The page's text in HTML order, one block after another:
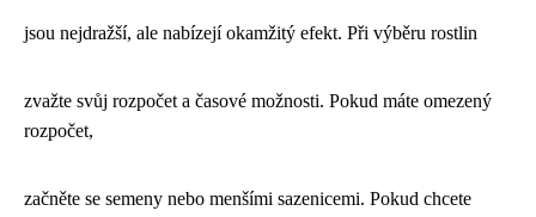
jsou nejdražší, ale nabízejí okamžitý efekt. Při výběru rostlin
zvažte svůj rozpočet a časové možnosti. Pokud máte omezený
rozpočet,
začněte se semeny nebo menšími sazenicemi. Pokud chcete